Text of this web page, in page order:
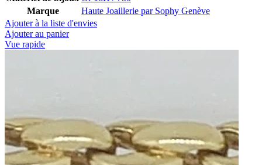
Marque
Haute Joaillerie par Sophy Genève
Ajouter à la liste d'envies
Ajouter au panier
Vue rapide